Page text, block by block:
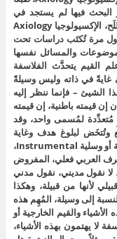
البحث فيها لم يستجد في
القرن العشرين، إنما الذي استجد فوق هو المُصطلَح، الإكسيولوجيا Axiology
مرة تُكتَب دراسات تحت
والمسائل نفسها
القيم يتحدَّث الفلاسفة
في ذاته وليس وسيلةً
الشيئ – فإنما ننظر إليه
إن قيمته باطنية، إن قيمته
مُتعدِّدة لمُسمى واحد، وقد
وتُتخَض لبلوغ هدف وغاية
وراءها، وحين إذن يُقال في تقويمه إن قيمته خارجية أو وسلية Instrumental،
العربي فعلي، المفروض
نقول مديني، نقول مدني
لأنها من قبيلة، وهكذا
إلى وسيلة، المُهِم هذه
والقيم الخارجية أو
لا يهتمون بهذه الأشياء،